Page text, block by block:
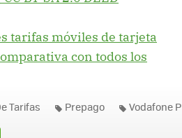
tarifas móviles de tarjeta
con todos los
Tarifas Prepago Vodafone